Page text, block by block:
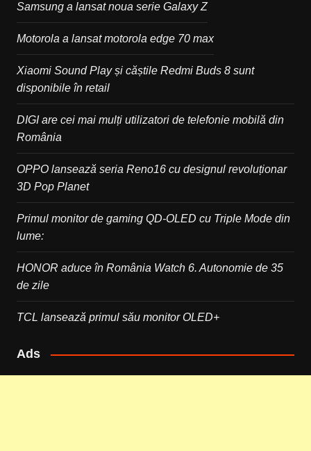
Samsung a lansat noua serie Galaxy Z
Motorola a lansat motorola edge 70 max
Xiaomi Sound Play și căștile Redmi Buds 8 sunt
disponibile în retail
DIGI are cei mai mulți utilizatori de telefonie mobilă din
România
OPPO lansează seria Reno16 cu designul revoluționar
3D Pop Planet
Primul monitor de gaming QD-OLED cu Triple Mode din
lume:
HONOR aduce în România Watch 6. Autonomie de 35
de zile
TCL lansează primul său monitor OLED+
Ads